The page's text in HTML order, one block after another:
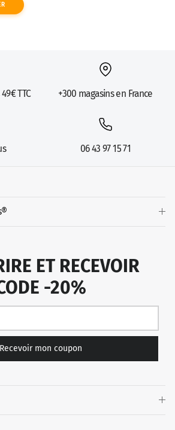
TTC +300 magasins en France
06 43 97 15 71
ET RECEVOIR
-20%
Recevoir mon coupon